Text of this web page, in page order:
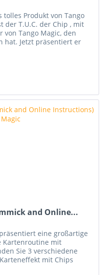
tolles Produkt von Tango
der T.U.C. der Chip , mit
von Tango Magic, den
hat. Jetzt präsentiert er
and Online...
eine großartige
Kartenroutine mit
Sie 3 verschiedene
mit Chips